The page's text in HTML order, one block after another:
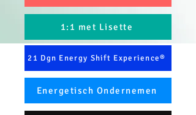
1:1 met Lisette
21 Dgn Energy Shift Experience®
Energetisch Ondernemen